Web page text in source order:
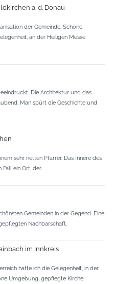
a. d. Donau
der Gemeinde. Schöne,
an der Heiligen Messe
Die Architektur und das
Man spürt die Geschichte und
sehr netten Pfarrer. Das Innere des
ein Ort, der…
Gemeinden in der Gegend. Eine
Nachbarschaft.
im Innkreis
hatte ich die Gelegenheit, in der
Umgebung, gepflegte Kirche.